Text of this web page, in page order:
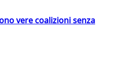
vere coalizioni senza